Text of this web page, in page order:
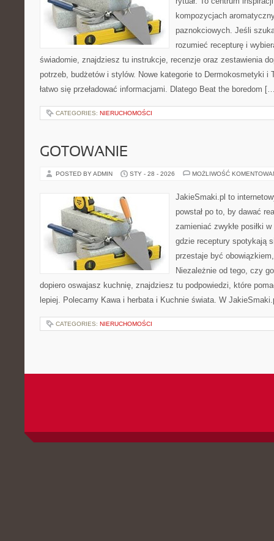
kompozycjach
paznokciowych. Jeśli
rozumieć recepturę i
świadomie, znajdziesz tu instrukcje, recenzje oraz zestawienia
potrzeb, budżetów i stylów. Nowe kategorie to Dermokosmetyki i
łatwo się przeładować informacjami. Dlatego Beat the boredom
CATEGORIES: NIERUCHOMOŚCI
GOTOWANIE
POSTED BY ADMIN STY - 28 - 2026 MOŻLIWOŚĆ
JakieSmaki.pl to
powstał po to, by dawać
zamieniać zwykłe posiłki
gdzie receptury spotykają
przestaje być
Niezależnie od tego, czy
dopiero oswajasz kuchnię, znajdziesz tu podpowiedzi, które
lepiej. Polecamy Kawa i herbata i Kuchnie świata. W
CATEGORIES: NIERUCHOMOŚCI